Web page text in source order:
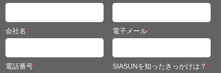
会社名* 電子メール*
電話番号* SIASUNを知ったきっかけは？*